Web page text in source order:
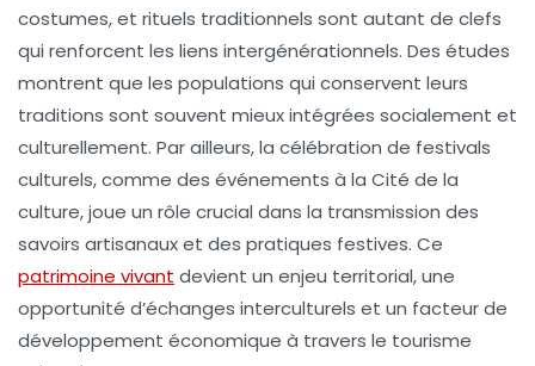
costumes, et rituels traditionnels sont autant de clefs
qui renforcent les liens intergénérationnels. Des études
montrent que les populations qui conservent leurs
traditions sont souvent mieux intégrées socialement et
culturellement. Par ailleurs, la célébration de festivals
culturels, comme des événements à la Cité de la
culture, joue un rôle crucial dans la transmission des
savoirs artisanaux et des pratiques festives. Ce
patrimoine vivant devient un enjeu territorial, une
opportunité d’échanges interculturels et un facteur de
développement économique à travers le tourisme